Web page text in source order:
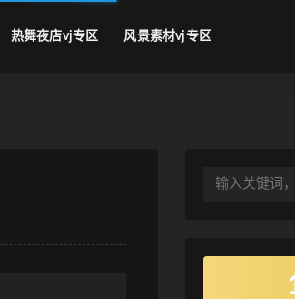
热舞夜店vj专区 风景素材vj专区